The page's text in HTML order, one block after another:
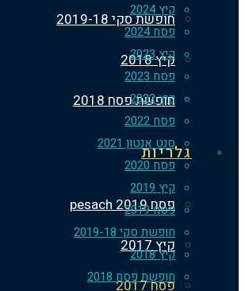
חופשת סקי 2019-18
קיץ 2018
חופשת פסח 2018
גלריות
פסח 2019 pesach
קיץ 2017
פסח 2017
קיץ 2024
פסח 2024
קיץ 2023
פסח 2023
קיץ 2022
פסח 2022
סנט אנטון 2021
פסח 2020
קיץ 2019
פסח 2019
חופשת סקי 2019-18
קיץ 2018
חופשת פסח 2018